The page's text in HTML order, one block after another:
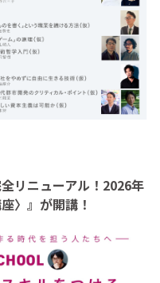
リニューアル！2026年
〉』が開講！